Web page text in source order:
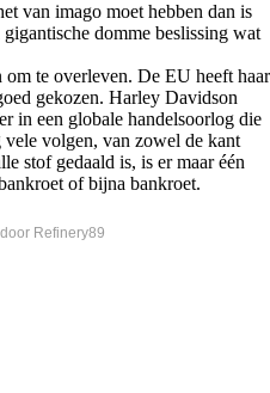
van imago moet hebben dan is
domme beslissing wat
om te overleven. De EU heeft haar
gekozen. Harley Davidson
in een globale handelsoorlog die
volgen, van zowel de kant
stof gedaald is, is er maar één
of bijna bankroet.
Refinery89